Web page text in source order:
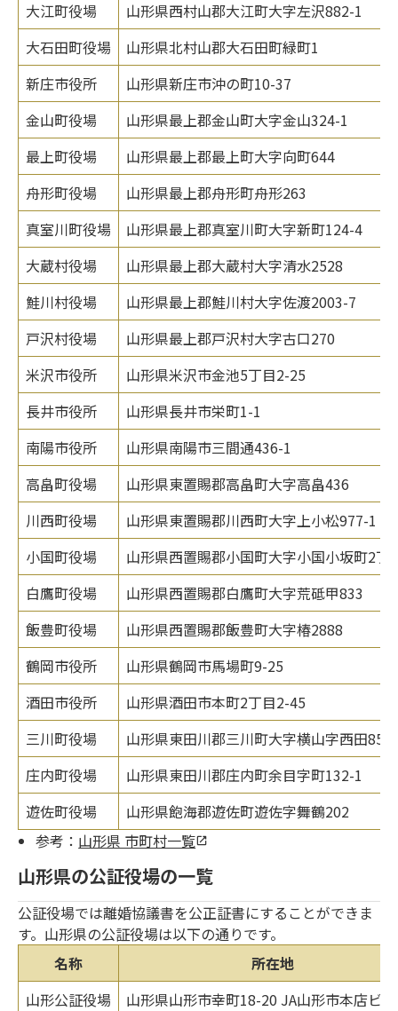
大江町役場
山形県西村山郡大江町大字左沢882-1
大石田町役場
山形県北村山郡大石田町緑町1
新庄市役所
山形県新庄市沖の町10-37
金山町役場
山形県最上郡金山町大字金山324-1
最上町役場
山形県最上郡最上町大字向町644
舟形町役場
山形県最上郡舟形町舟形263
真室川町役場
山形県最上郡真室川町大字新町124-4
大蔵村役場
山形県最上郡大蔵村大字清水2528
鮭川村役場
山形県最上郡鮭川村大字佐渡2003-7
戸沢村役場
山形県最上郡戸沢村大字古口270
米沢市役所
山形県米沢市金池5丁目2-25
長井市役所
山形県長井市栄町1-1
南陽市役所
山形県南陽市三間通436-1
高畠町役場
山形県東置賜郡高畠町大字高畠436
川西町役場
山形県東置賜郡川西町大字上小松977-1
小国町役場
山形県西置賜郡小国町大字小国小坂町2丁
白鷹町役場
山形県西置賜郡白鷹町大字荒砥甲833
飯豊町役場
山形県西置賜郡飯豊町大字椿2888
鶴岡市役所
山形県鶴岡市馬場町9-25
酒田市役所
山形県酒田市本町2丁目2-45
三川町役場
山形県東田川郡三川町大字横山字西田85
庄内町役場
山形県東田川郡庄内町余目字町132-1
遊佐町役場
山形県飽海郡遊佐町遊佐字舞鶴202
参考： 山形県 市町村一覧
山形県の公証役場の一覧
公証役場では離婚協議書を公正証書にすることができま
す。山形県の公証役場は以下の通りです。
名称
所在地
山形公証役場
山形県山形市幸町18-20 JA山形市本店ビ